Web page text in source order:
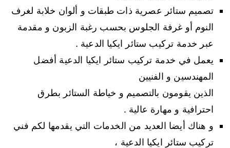
تصميم ستائر عصرية ذات طبقات و ألوان خلابة لغرف
النوم أو غرفة الجلوس بحسب رغبة الزبون و مقدمة
عبر خدمة تركيب ستائر ايكيا الدعية .
يعمل في خدمة تركيب ستائر ايكيا الدعية أفضل
المهندسين و الفنيين
الذين يقومون بالتصميم و خياطة الستائر بطرق
احترافية و مهارة عالية .
و هناك أيضا العديد من الخدمات التي يقدمها لكم فني
تركيب ستائر ايكيا الدعية ،